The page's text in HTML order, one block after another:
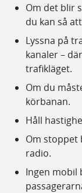
Om det blir
du kan så
Lyssna på
kanaler –
trafikläget.
Om du
körbanan.
Håll
Om stoppet
radio.
Ingen mobil